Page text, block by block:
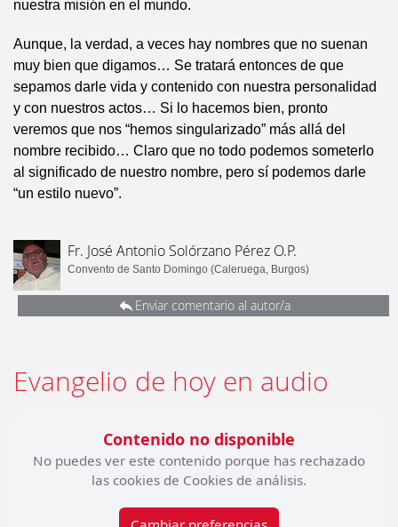
nuestra misión en el mundo.
Aunque, la verdad, a veces hay nombres que no suenan
muy bien que digamos… Se tratará entonces de que
sepamos darle vida y contenido con nuestra personalidad
y con nuestros actos… Si lo hacemos bien, pronto
veremos que nos “hemos singularizado” más allá del
nombre recibido… Claro que no todo podemos someterlo
al significado de nuestro nombre, pero sí podemos darle
“un estilo nuevo”.
Fr. José Antonio Solórzano Pérez O.P.
Convento de Santo Domingo (Caleruega, Burgos)
Enviar comentario al autor/a
Evangelio de hoy en audio
Contenido no disponible
No puedes ver este contenido porque has rechazado
las cookies de Cookies de análisis.